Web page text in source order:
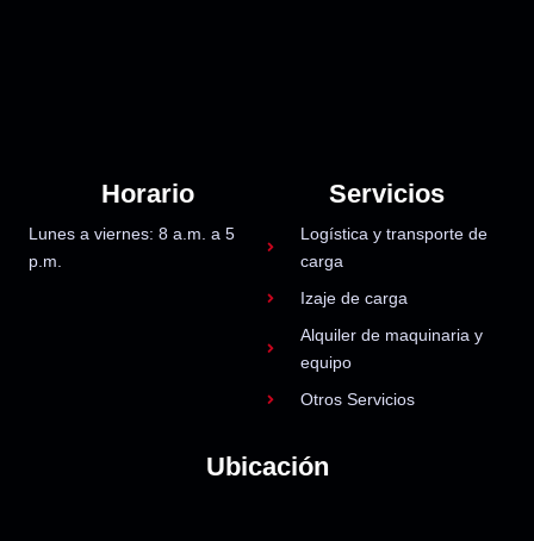
Horario
Lunes a viernes: 8 a.m. a 5
p.m.
Servicios
Logística y transporte de
carga
Izaje de carga
Alquiler de maquinaria y
equipo
Otros Servicios
Ubicación